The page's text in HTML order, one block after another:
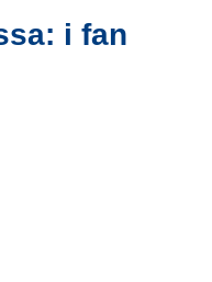
i fan